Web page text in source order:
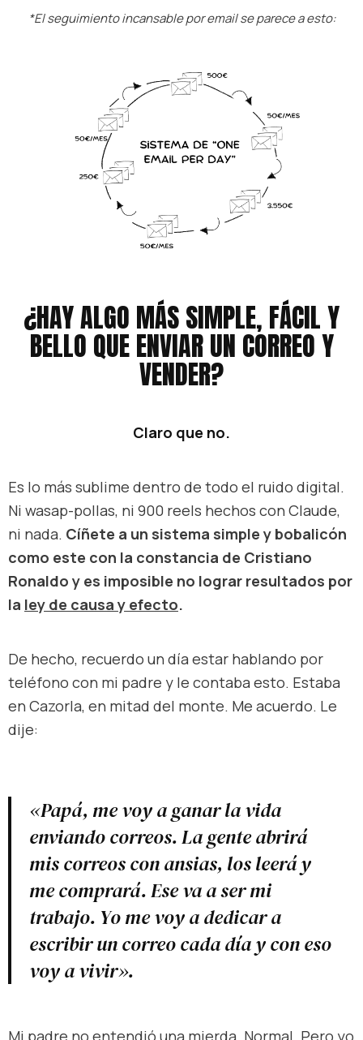
*El seguimiento incansable por email se parece a esto:
¿HAY ALGO MÁS SIMPLE, FÁCIL Y
BELLO QUE ENVIAR UN CORREO Y
VENDER?
Claro que no.
Es lo más sublime dentro de todo el ruido digital.
Ni wasap-pollas, ni 900 reels hechos con Claude,
ni nada. Cíñete a un sistema simple y bobalicón
como este con la constancia de Cristiano
Ronaldo y es imposible no lograr resultados por
la ley de causa y efecto.
De hecho, recuerdo un día estar hablando por
teléfono con mi padre y le contaba esto. Estaba
en Cazorla, en mitad del monte. Me acuerdo. Le
dije:
«Papá, me voy a ganar la vida
enviando correos. La gente abrirá
mis correos con ansias, los leerá y
me comprará. Ese va a ser mi
trabajo. Yo me voy a dedicar a
escribir un correo cada día y con eso
voy a vivir».
Mi padre no entendió una mierda. Normal. Pero yo